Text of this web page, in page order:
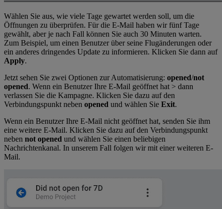
Wählen Sie aus, wie viele Tage gewartet werden soll, um die
Öffnungen zu überprüfen. Für die E-Mail haben wir fünf Tage
gewählt, aber je nach Fall können Sie auch 30 Minuten warten.
Zum Beispiel, um einen Benutzer über seine Flugänderungen oder
ein anderes dringendes Update zu informieren. Klicken Sie dann auf
Apply.
Jetzt sehen Sie zwei Optionen zur Automatisierung: opened/not
opened. Wenn ein Benutzer Ihre E-Mail geöffnet hat > dann
verlassen Sie die Kampagne. Klicken Sie dazu auf den
Verbindungspunkt neben opened und wählen Sie Exit.
Wenn ein Benutzer Ihre E-Mail nicht geöffnet hat, senden Sie ihm
eine weitere E-Mail. Klicken Sie dazu auf den Verbindungspunkt
neben not opened und wählen Sie einen beliebigen
Nachrichtenkanal. In unserem Fall folgen wir mit einer weiteren E-
Mail.